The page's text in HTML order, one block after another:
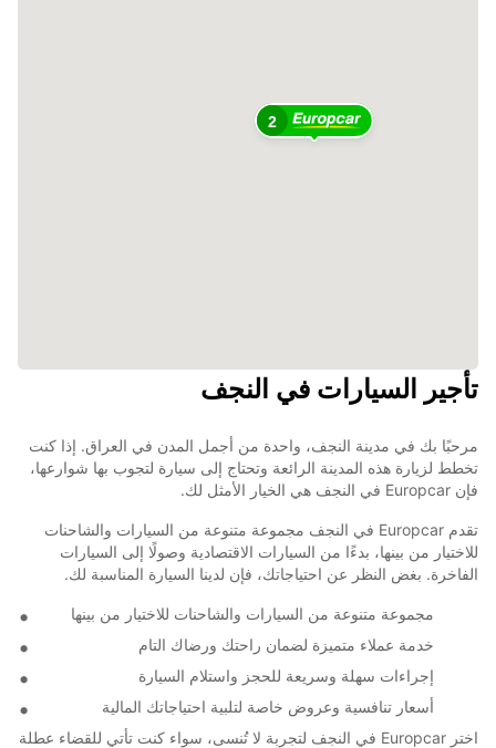
2
تأجير السيارات في النجف
مرحبًا بك في مدينة النجف، واحدة من أجمل المدن في العراق. إذا كنت
تخطط لزيارة هذه المدينة الرائعة وتحتاج إلى سيارة لتجوب بها شوارعها،
فإن Europcar في النجف هي الخيار الأمثل لك.
تقدم Europcar في النجف مجموعة متنوعة من السيارات والشاحنات
للاختيار من بينها، بدءًا من السيارات الاقتصادية وصولًا إلى السيارات
الفاخرة. بغض النظر عن احتياجاتك، فإن لدينا السيارة المناسبة لك.
مجموعة متنوعة من السيارات والشاحنات للاختيار من بينها
خدمة عملاء متميزة لضمان راحتك ورضاك التام
إجراءات سهلة وسريعة للحجز واستلام السيارة
أسعار تنافسية وعروض خاصة لتلبية احتياجاتك المالية
اختر Europcar في النجف لتجربة لا تُنسى، سواء كنت تأتي للقضاء عطلة